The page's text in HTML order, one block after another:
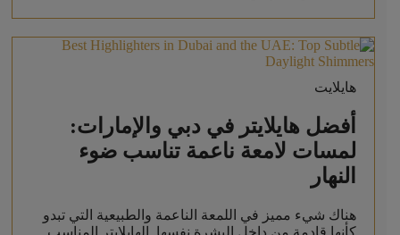
هايلايت
أفضل هايلايتر في دبي والإمارات:
لمسات لامعة ناعمة تناسب ضوء
النهار
هناك شيء مميز في اللمعة الناعمة والطبيعية التي تبدو
كأنها قادمة من داخل البشرة نفسها. الهايلايتر المناسب